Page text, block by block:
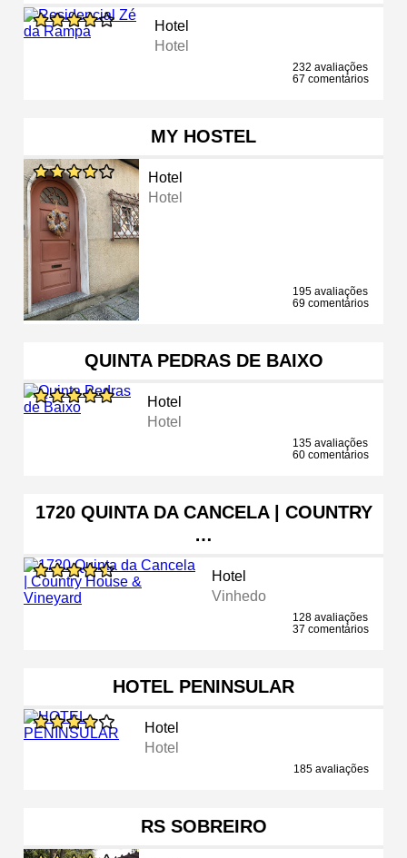
Hotel
Hotel
232 avaliações
67 comentários
MY HOSTEL
Hotel
Hotel
195 avaliações
69 comentários
QUINTA PEDRAS DE BAIXO
Hotel
Hotel
135 avaliações
60 comentários
1720 QUINTA DA CANCELA | COUNTRY
…
Hotel
Vinhedo
128 avaliações
37 comentários
HOTEL PENINSULAR
Hotel
Hotel
185 avaliações
RS SOBREIRO